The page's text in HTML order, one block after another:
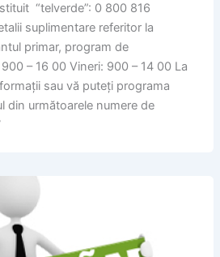
“telverde”: 0 800 816
suplimentare referitor la
primar, program de
– 16 00 Vineri: 900 – 14 00 La
sau vă puteți programa
din următoarele numere de